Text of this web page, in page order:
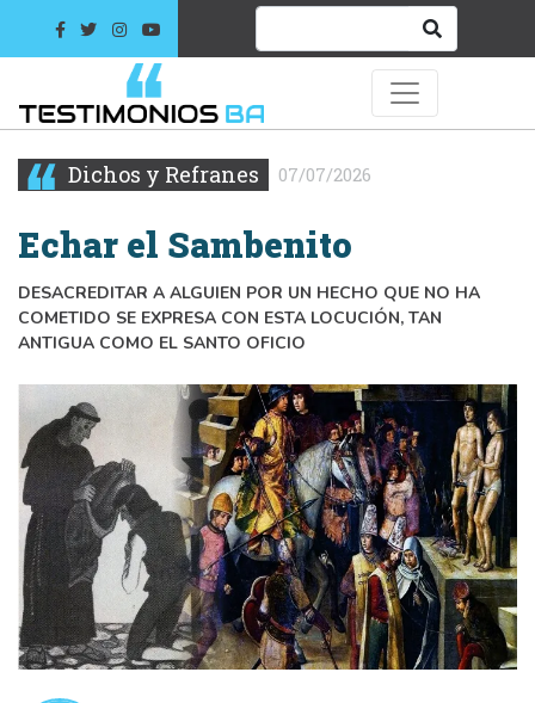
Dichos y Refranes 07/07/2026
Echar el Sambenito
DESACREDITAR A ALGUIEN POR UN HECHO QUE NO HA
COMETIDO SE EXPRESA CON ESTA LOCUCIÓN, TAN
ANTIGUA COMO EL SANTO OFICIO